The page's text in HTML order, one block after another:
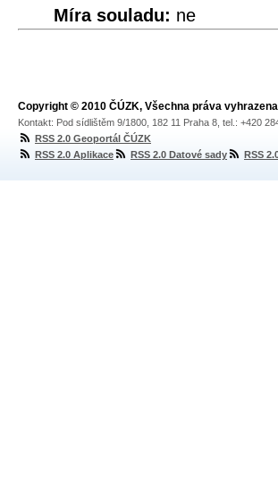
Míra souladu: ne
Copyright © 2010 ČÚZK, Všechna práva vyhrazena
Kontakt: Pod sídlištěm 9/1800, 182 11 Praha 8, tel.: +420
RSS 2.0 Geoportál ČÚZK
RSS 2.0 Aplikace
RSS 2.0 Datové sady RSS